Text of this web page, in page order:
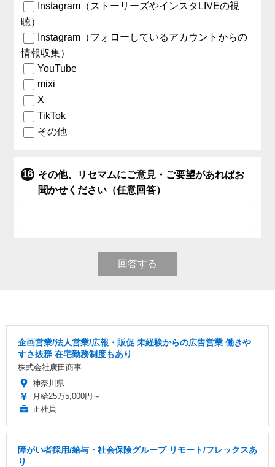
Instagram（ストーリーズやインスタLIVEの視
聴）
Instagram（フォローしているアカウントからの
情報収集）
YouTube
mixi
X
TikTok
その他
その他、リセマムにご意見・ご要望があればお
聞かせください（任意回答）
回答する
企画営業/法人営業/広報・販促 未経験からの広告営業 働きや
すさ抜群 在宅勤務制度もあり
株式会社廣田商事
神奈川県
月給25万5,000円～
正社員
障がい者採用/給与・社会保険グループ リモート/フレックスあ
り